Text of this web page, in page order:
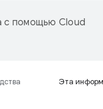
с помощью Cloud
Эта